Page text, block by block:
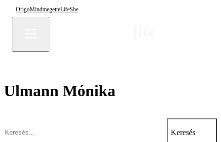
OrigoMindmegetteLifeShe
Ulmann Mónika
Keresés